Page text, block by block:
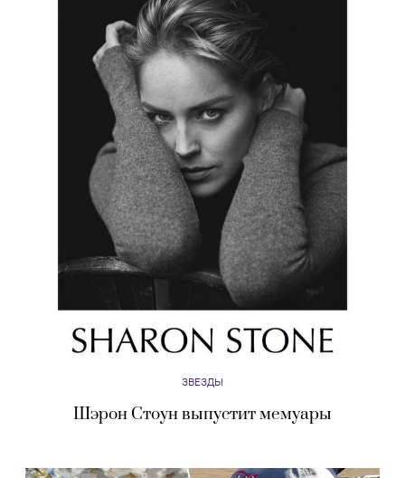
ЗВЕЗДЫ
Шэрон Стоун выпустит мемуары